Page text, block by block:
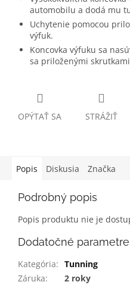
automobilu a dodá mu
Uchytenie pomocou
výfuk.
Koncovka výfuku sa
sa priloženými
OPÝTAŤ SA STRÁŽIŤ
Popis Diskusia Značka
Podrobný popis
Popis produktu nie je
Dodatočné parametre
Kategória: Tunning
Záruka: 2 roky